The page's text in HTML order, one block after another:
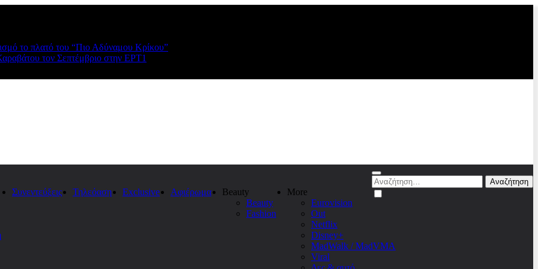
το πλατό του “Πιο Αδύναμου Κρίκου”
τον Σεπτέμβριο στην ΕΡΤ1
Συνεντεύξεις Τηλεόαση Exclusive Αφιέρωμα
Beauty
Beauty
Fashion
More
Eurovision
Out
Netflix
Disney+
MadWalk / MadVMA
Viral
Αναζήτηση
για: